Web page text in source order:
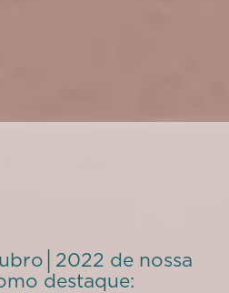
de nossa
destaque: